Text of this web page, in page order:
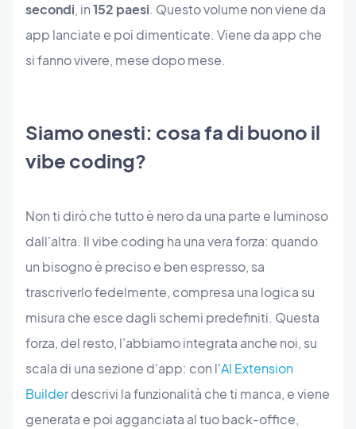
secondi, in152 paesi. Questo volume non viene da
app lanciate e poi dimenticate. Viene da app che
si fanno vivere, mese dopo mese.
Siamo onesti: cosa fa di buono il
vibe coding?
Non ti dirò che tutto è nero da una parte e luminoso
dall'altra. Il vibe coding ha una vera forza: quando
un bisogno è preciso e ben espresso, sa
trascriverlo fedelmente, compresa una logica su
misura che esce dagli schemi predefiniti. Questa
forza, del resto, l'abbiamo integrata anche noi, su
scala di una sezione d'app: con l'AI Extension
Builderdescrivi la funzionalità che ti manca, e viene
generata e poi agganciata al tuo back-office,